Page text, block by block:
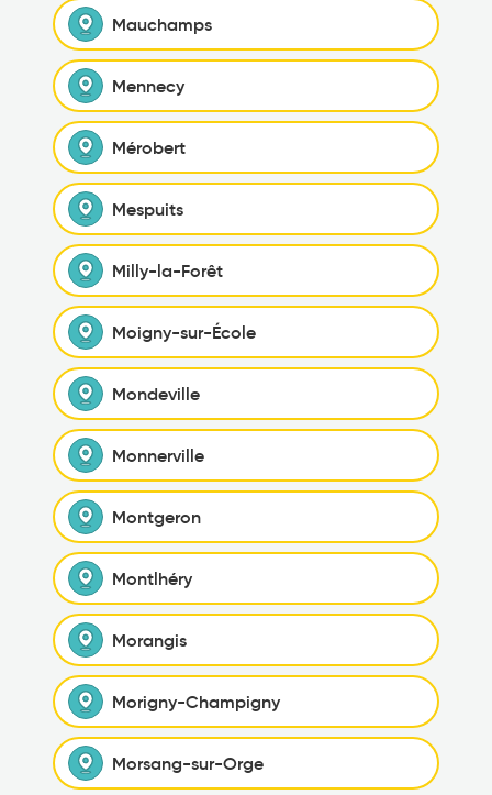
Mauchamps
Mennecy
Mérobert
Mespuits
Milly-la-Forêt
Moigny-sur-École
Mondeville
Monnerville
Montgeron
Montlhéry
Morangis
Morigny-Champigny
Morsang-sur-Orge